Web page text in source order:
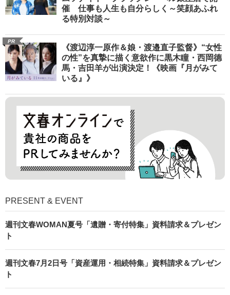
催 仕事も人生も自分らしく～笑顔あふれ
る特別対談～
PR
《渡辺淳一原作＆娘・渡邉直子監督》“女性
の性”を真摯に描く意欲作に黒木瞳・西岡德
馬・吉田羊が出演決定！《映画『月がみて
いる』》
PRESENT & EVENT
週刊文春WOMAN夏号「遺贈・寄付特集」資料請求＆プレゼン
ト
週刊文春7月2日号「資産運用・相続特集」資料請求＆プレゼン
ト